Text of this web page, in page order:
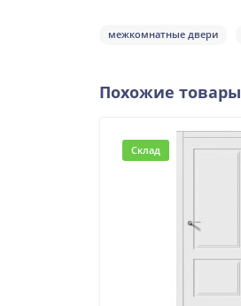
межкомнатные двери
Похожие товары
Склад